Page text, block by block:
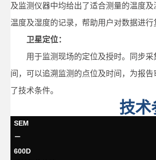
及监测仪器中均给出了适合测量的温度
温度及湿度的记录，帮助用户对数据进行
卫星定位：
用于监测现场的定位及授时。同步
间，可以追溯监测的点位及时间，为报
了技术条件。
技术
SEM
－
600D